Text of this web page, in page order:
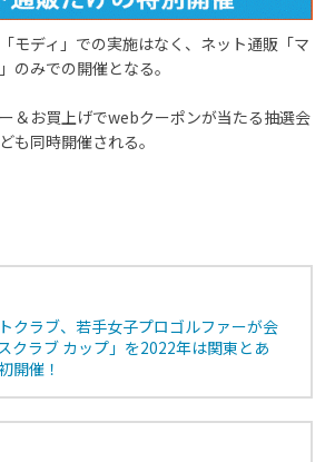
モディ」での実施はなく、ネット通販「マ
のみでの開催となる。
＆お買上げでwebクーポンが当たる抽選会
も同時開催される。
クラブ、若手女子プロゴルファーが会
クラブ カップ」を2022年は関東とあ
開催！